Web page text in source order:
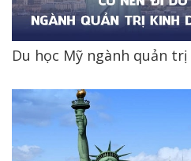
Du học Mỹ ngành quản